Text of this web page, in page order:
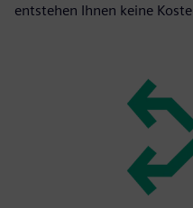
entstehen Ihnen keine